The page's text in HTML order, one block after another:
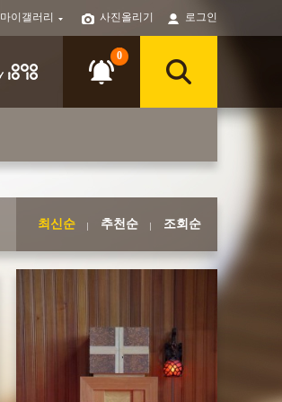
마이갤러리 사진올리기 로그인
0
최신순 추천순 조회순